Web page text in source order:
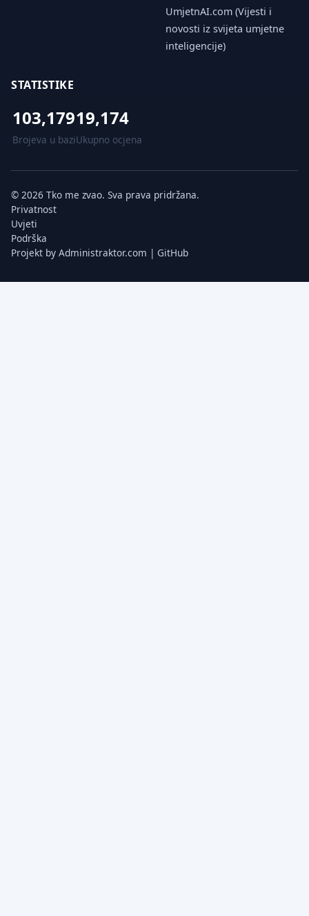
UmjetnAI.com (Vijesti i
novosti iz svijeta umjetne
inteligencije)
STATISTIKE
103,179
Brojeva u bazi
19,174
Ukupno ocjena
© 2026 Tko me zvao. Sva prava pridržana.
Privatnost
Uvjeti
Podrška
Projekt by Administraktor.com | GitHub